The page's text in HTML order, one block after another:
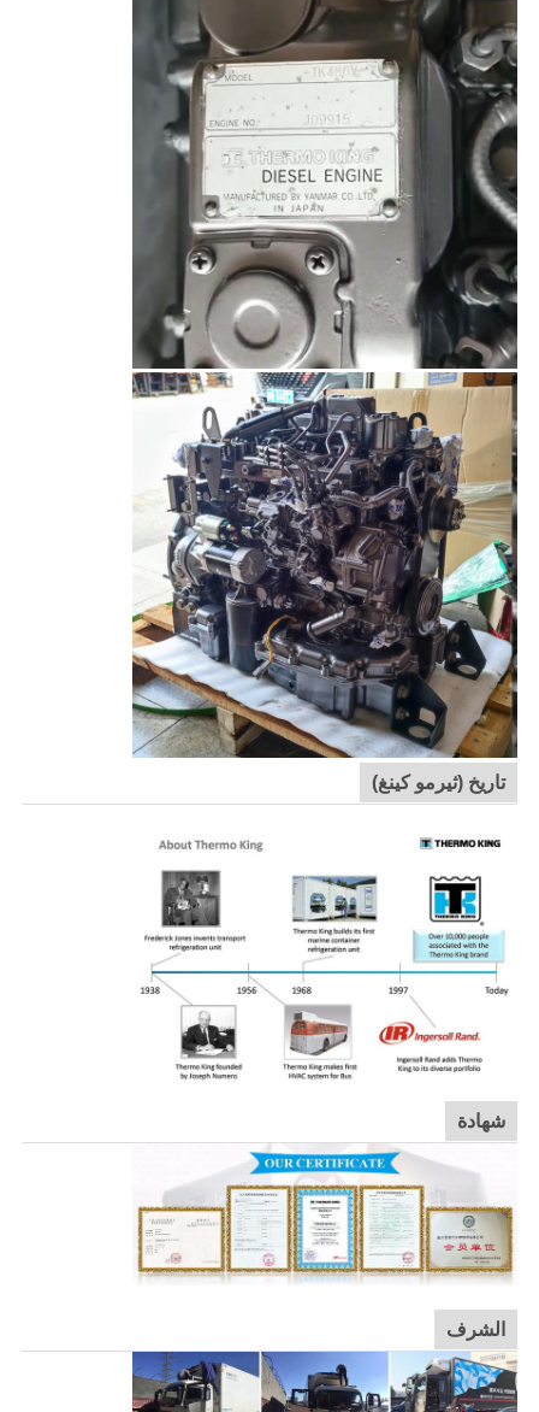
تاريخ (ثيرمو كينغ)
شهادة
الشرف